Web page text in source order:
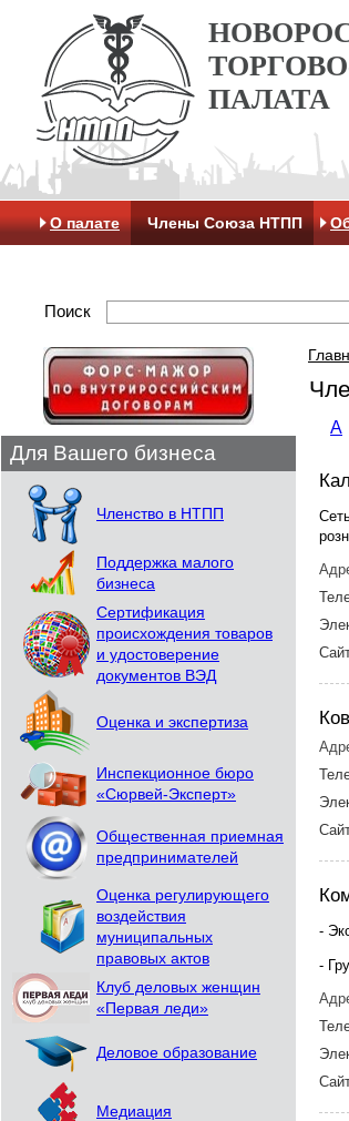
ПАЛАТА
О палате Члены Союза НТПП
Поиск
Для Вашего бизнеса
Членство в НТПП
Поддержка малого
бизнеса
Сертификация
происхождения товаров
и удостоверение
документов ВЭД
Оценка и экспертиза
Инспекционное бюро
«Сюрвей-Эксперт»
Общественная приемная
предпринимателей
Оценка регулирующего
воздействия
муниципальных
правовых актов
Клуб деловых женщин
«Первая леди»
Деловое образование
Медиация
А
-
-